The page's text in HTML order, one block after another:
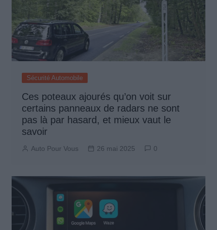
Sécurité Automobile
Ces poteaux ajourés qu’on voit sur
certains panneaux de radars ne sont
pas là par hasard, et mieux vaut le
savoir
Auto Pour Vous 26 mai 2025 0